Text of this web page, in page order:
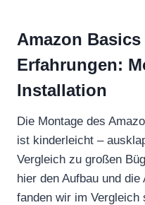
Amazon
Erfahrungen:
Installation
Die Montage des
ist kinderleicht –
Vergleich zu großen
hier den Aufbau und
fanden wir im Vergleich